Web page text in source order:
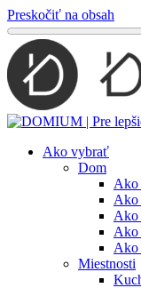
Preskočiť na obsah
Ako vybrať
Dom
Ako
Ako
Ako
Ako
Ako
Miestnosti